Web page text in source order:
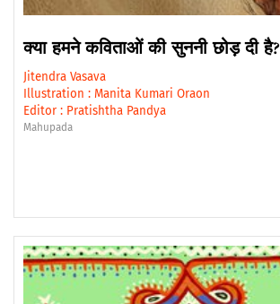
क्या हमने कविताओं की सुननी छोड़ दी है?
Jitendra Vasava
Illustration : Manita Kumari Oraon
Editor : Pratishtha Pandya
Mahupada